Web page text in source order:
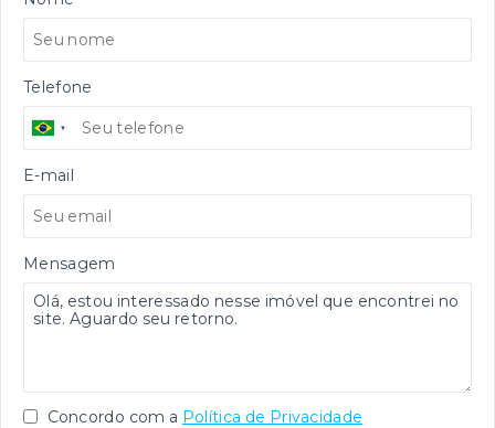
Telefone
E-mail
Mensagem
Concordo com a Política de Privacidade